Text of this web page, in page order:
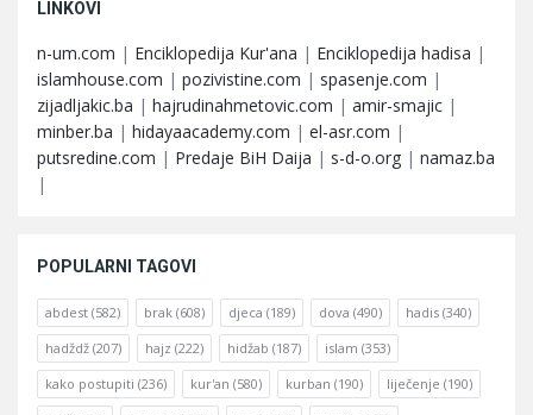
LINKOVI
n-um.com | Enciklopedija Kur'ana | Enciklopedija hadisa |
islamhouse.com | pozivistine.com | spasenje.com |
zijadljakic.ba | hajrudinahmetovic.com | amir-smajic |
minber.ba | hidayaacademy.com | el-asr.com |
putsredine.com | Predaje BiH Daija | s-d-o.org | namaz.ba
|
POPULARNI TAGOVI
abdest (582) brak (608) djeca (189) dova (490) hadis (340)
hadždž (207) hajz (222) hidžab (187) islam (353)
kako postupiti (236) kur'an (580) kurban (190) liječenje (190)